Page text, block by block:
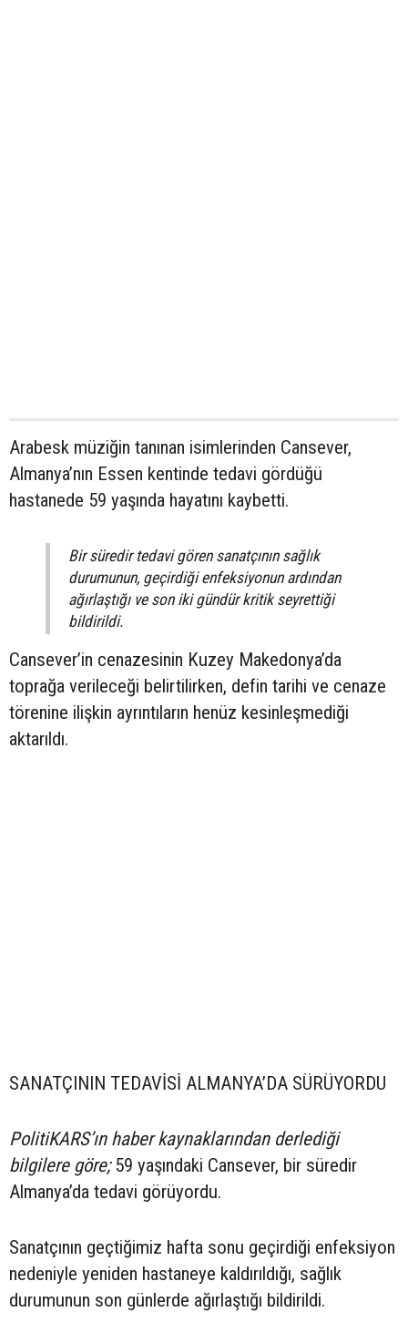
Arabesk müziğin tanınan isimlerinden Cansever,
Almanya’nın Essen kentinde tedavi gördüğü
hastanede 59 yaşında hayatını kaybetti.
Bir süredir tedavi gören sanatçının sağlık
durumunun, geçirdiği enfeksiyonun ardından
ağırlaştığı ve son iki gündür kritik seyrettiği
bildirildi.
Cansever’in cenazesinin Kuzey Makedonya’da
toprağa verileceği belirtilirken, defin tarihi ve cenaze
törenine ilişkin ayrıntıların henüz kesinleşmediği
aktarıldı.
SANATÇININ TEDAVİSİ ALMANYA’DA SÜRÜYORDU
PolitiKARS’ın haber kaynaklarından derlediği
bilgilere göre;59 yaşındaki Cansever, bir süredir
Almanya’da tedavi görüyordu.
Sanatçının geçtiğimiz hafta sonu geçirdiği enfeksiyon
nedeniyle yeniden hastaneye kaldırıldığı, sağlık
durumunun son günlerde ağırlaştığı bildirildi.